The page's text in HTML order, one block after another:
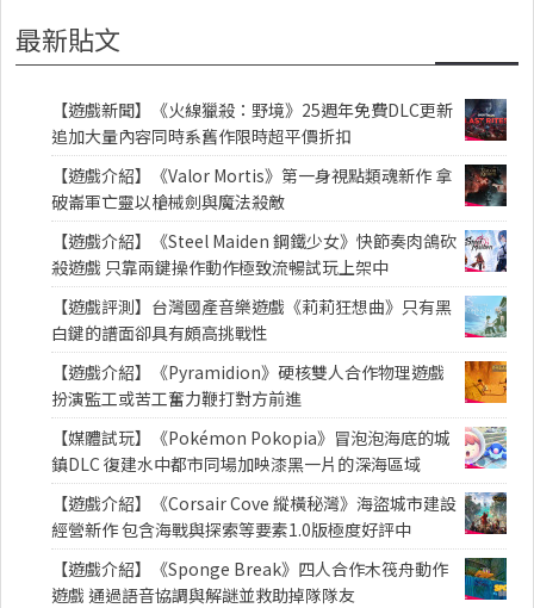
最新貼文
【遊戲新聞】《火線獵殺：野境》25週年免費DLC更新
追加大量內容同時系舊作限時超平價折扣
【遊戲介紹】《Valor Mortis》第一身視點類魂新作 拿
破崙軍亡靈以槍械劍與魔法殺敵
【遊戲介紹】《Steel Maiden 鋼鐵少女》快節奏肉鴿砍
殺遊戲 只靠兩鍵操作動作極致流暢試玩上架中
【遊戲評測】台灣國產音樂遊戲《莉莉狂想曲》只有黑
白鍵的譜面卻具有頗高挑戰性
【遊戲介紹】《Pyramidion》硬核雙人合作物理遊戲
扮演監工或苦工奮力鞭打對方前進
【媒體試玩】《Pokémon Pokopia》冒泡泡海底的城
鎮DLC 復建水中都市同場加映漆黑一片的深海區域
【遊戲介紹】《Corsair Cove 縱橫秘灣》海盜城市建設
經營新作 包含海戰與探索等要素1.0版極度好評中
【遊戲介紹】《Sponge Break》四人合作木筏舟動作
遊戲 通過語音協調與解謎並救助掉隊隊友